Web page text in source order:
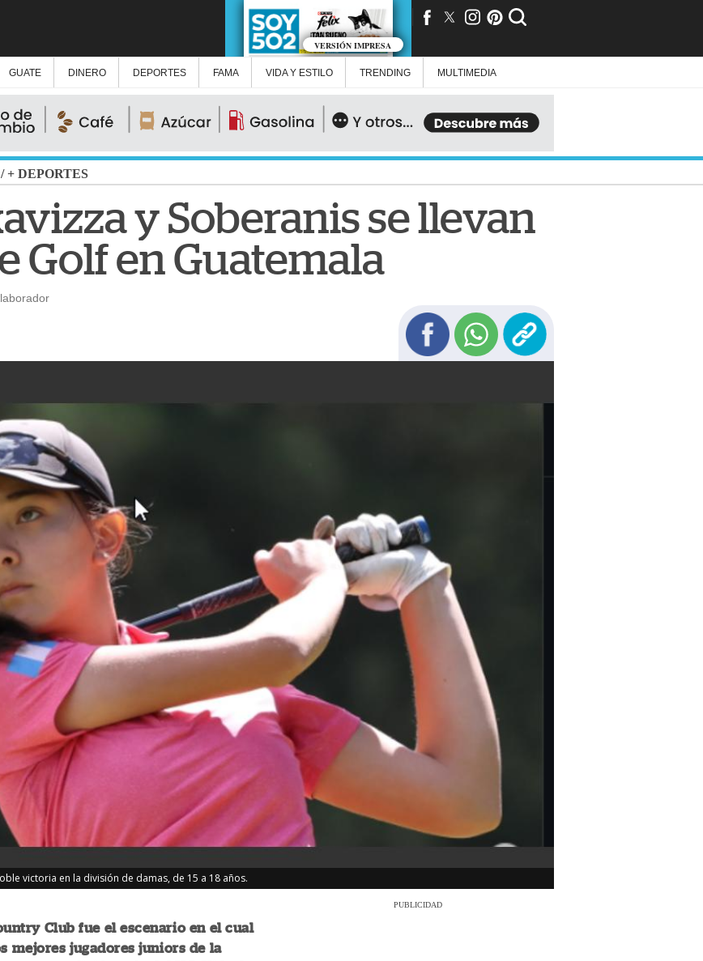
VERSIÓN IMPRESA
GUATE DINERO DEPORTES FAMA VIDA Y ESTILO TRENDING MULTIMEDIA
/+ DEPORTES
y Soberanis se llevan
Golf en Guatemala
victoria en la división de damas, de 15 a 18 años.
Club fue el escenario en el cual
mejores jugadores juniors de la
PUBLICIDAD